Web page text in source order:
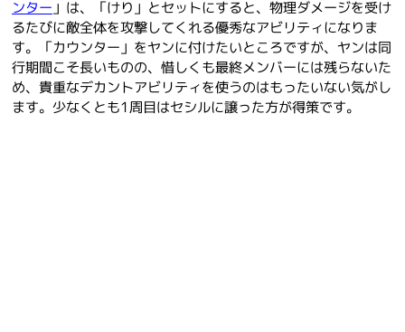
ンター 」は、「けり」とセットにすると、物理ダメージを受け
るたびに敵全体を攻撃してくれる優秀なアビリティになりま
す。「カウンター」をヤンに付けたいところですが、ヤンは同
行期間こそ長いものの、惜しくも最終メンバーには残らないた
め、貴重なデカントアビリティを使うのはもったいない気がし
ます。少なくとも1周目はセシルに譲った方が得策です。